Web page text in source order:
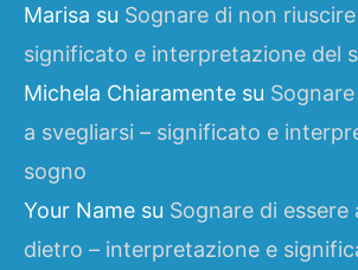
Marisa su Sognare di non
significato e interpretazione del
Michela Chiaramente su
a svegliarsi – significato e
sogno
Your Name su Sognare di
dietro – interpretazione e